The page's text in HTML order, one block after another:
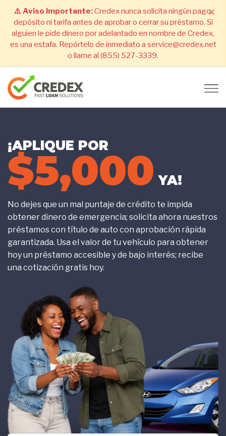
×
⚠️ Aviso Importante:Credex nunca solicita ningún pago,
depósito ni tarifa antes de aprobar o cerrar su préstamo. Si
alguien le pide dinero por adelantado en nombre de Credex,
es una estafa. Repórtelo de inmediato a service@credex.net
o llame al (855) 527-3339.
¡APLIQUE POR
$5,000 YA!
No dejes que un mal puntaje de crédito te impida
obtener dinero de emergencia; solicita ahora nuestros
préstamos con título de auto con aprobación rápida
garantizada. Usa el valor de tu vehículo para obtener
hoy un préstamo accesible y de bajo interés; recibe
una cotización gratis hoy.